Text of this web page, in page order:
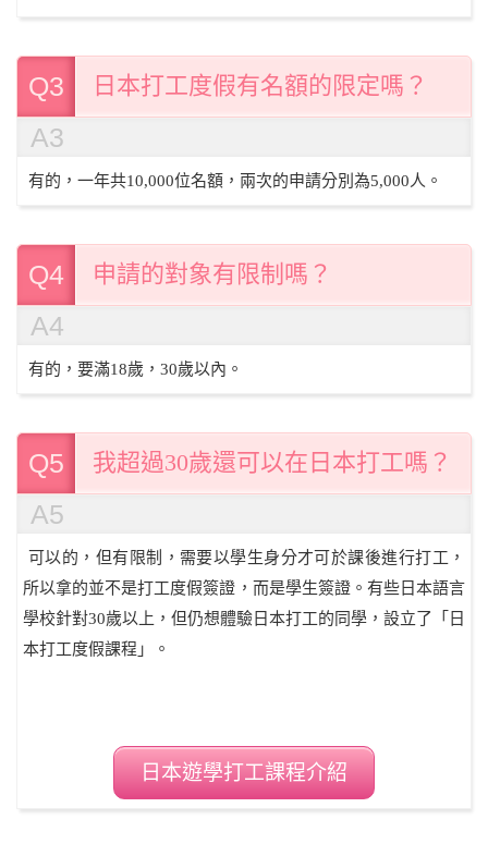
Q3 日本打工度假有名額的限定嗎？
A3
有的，一年共10,000位名額，兩次的申請分別為5,000人。
Q4 申請的對象有限制嗎？
A4
有的，要滿18歲，30歲以內。
Q5 我超過30歲還可以在日本打工嗎？
A5
可以的，但有限制，需要以學生身分才可於課後進行打工，
所以拿的並不是打工度假簽證，而是學生簽證。有些日本語言
學校針對30歲以上，但仍想體驗日本打工的同學，設立了「日
本打工度假課程」。
日本遊學打工課程介紹